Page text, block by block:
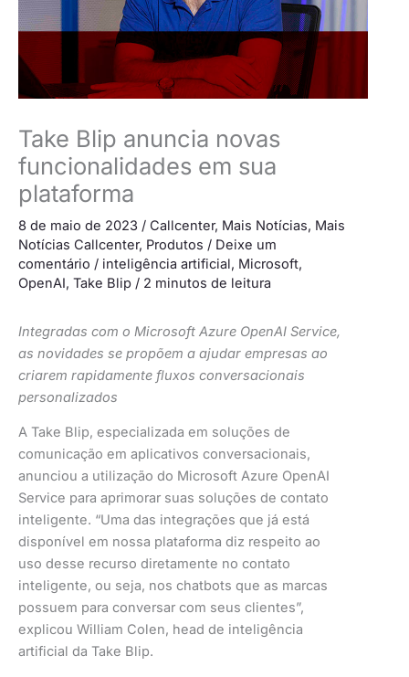
Take Blip anuncia novas
funcionalidades em sua
plataforma
8 de maio de 2023 / Callcenter, Mais Notícias, Mais
Notícias Callcenter, Produtos / Deixe um
comentário / inteligência artificial, Microsoft,
OpenAI, Take Blip / 2 minutos de leitura
Integradas com o Microsoft Azure OpenAI Service,
as novidades se propõem a ajudar empresas ao
criarem rapidamente fluxos conversacionais
personalizados
A Take Blip, especializada em soluções de
comunicação em aplicativos conversacionais,
anunciou a utilização do Microsoft Azure OpenAI
Service para aprimorar suas soluções de contato
inteligente. “Uma das integrações que já está
disponível em nossa plataforma diz respeito ao
uso desse recurso diretamente no contato
inteligente, ou seja, nos chatbots que as marcas
possuem para conversar com seus clientes”,
explicou William Colen, head de inteligência
artificial da Take Blip.